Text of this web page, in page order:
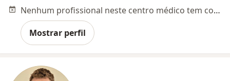
Nenhum profissional neste centro médico tem consultas disponíveis
Mostrar perfil